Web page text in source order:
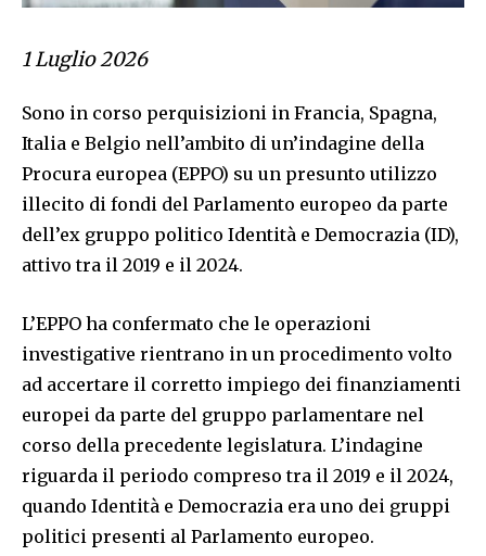
1 Luglio 2026
Sono in corso perquisizioni in Francia, Spagna,
Italia e Belgio nell’ambito di un’indagine della
Procura europea (EPPO) su un presunto utilizzo
illecito di fondi del Parlamento europeo da parte
dell’ex gruppo politico Identità e Democrazia (ID),
attivo tra il 2019 e il 2024.
L’EPPO ha confermato che le operazioni
investigative rientrano in un procedimento volto
ad accertare il corretto impiego dei finanziamenti
europei da parte del gruppo parlamentare nel
corso della precedente legislatura. L’indagine
riguarda il periodo compreso tra il 2019 e il 2024,
quando Identità e Democrazia era uno dei gruppi
politici presenti al Parlamento europeo.